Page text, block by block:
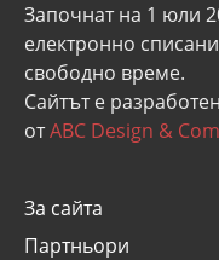
Започнат на 1 юли
eлектронно
свободно време.
Сайтът е разработен
отABC Design &
За сайта
Партньори